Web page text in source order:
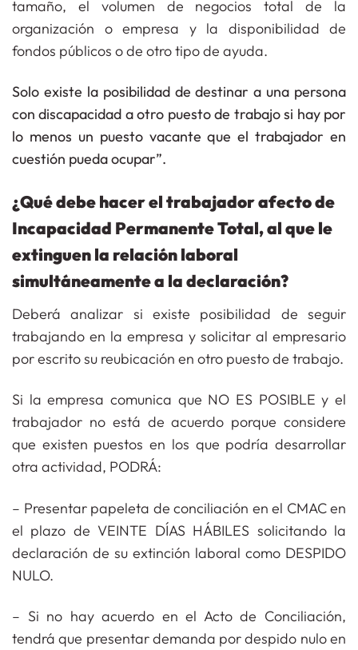
tamaño, el volumen de negocios total de la
organización o empresa y la disponibilidad de
fondos públicos o de otro tipo de ayuda.
Solo existe la posibilidad de destinar a una persona
con discapacidad a otro puesto de trabajo si hay por
lo menos un puesto vacante que el trabajador en
cuestión pueda ocupar”.
¿Qué debe hacer el trabajador afecto de
Incapacidad Permanente Total, al que le
extinguen la relación laboral
simultáneamente a la declaración?
Deberá analizar si existe posibilidad de seguir
trabajando en la empresa y solicitar al empresario
por escrito su reubicación en otro puesto de trabajo.
Si la empresa comunica que NO ES POSIBLE y el
trabajador no está de acuerdo porque considere
que existen puestos en los que podría desarrollar
otra actividad, PODRÁ:
– Presentar papeleta de conciliación en el CMAC en
el plazo de VEINTE DÍAS HÁBILES solicitando la
declaración de su extinción laboral como DESPIDO
NULO.
– Si no hay acuerdo en el Acto de Conciliación,
tendrá que presentar demanda por despido nulo en